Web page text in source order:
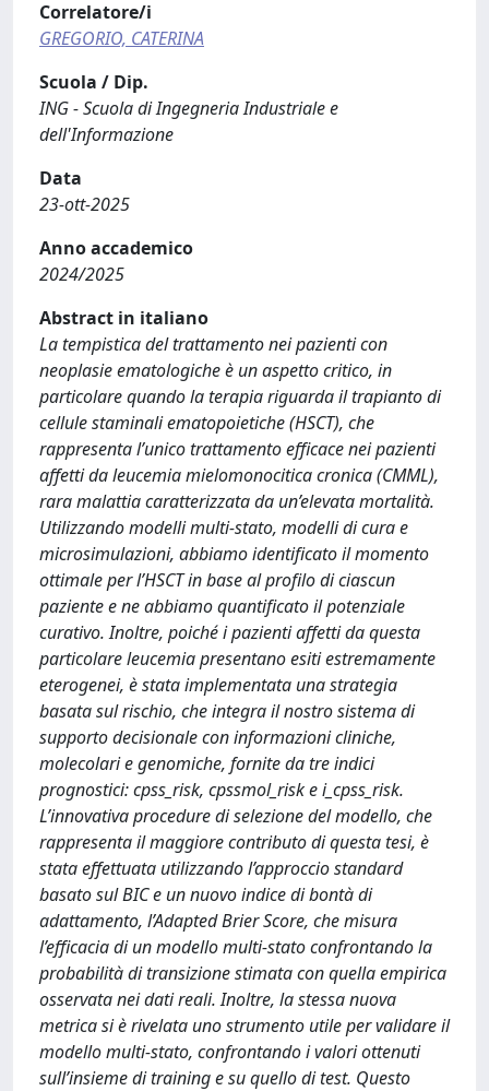
Correlatore/i
GREGORIO, CATERINA
Scuola / Dip.
ING - Scuola di Ingegneria Industriale e
dell'Informazione
Data
23-ott-2025
Anno accademico
2024/2025
Abstract in italiano
La tempistica del trattamento nei pazienti con
neoplasie ematologiche è un aspetto critico, in
particolare quando la terapia riguarda il trapianto di
cellule staminali ematopoietiche (HSCT), che
rappresenta l’unico trattamento efficace nei pazienti
affetti da leucemia mielomonocitica cronica (CMML),
rara malattia caratterizzata da un’elevata mortalità.
Utilizzando modelli multi-stato, modelli di cura e
microsimulazioni, abbiamo identificato il momento
ottimale per l’HSCT in base al profilo di ciascun
paziente e ne abbiamo quantificato il potenziale
curativo. Inoltre, poiché i pazienti affetti da questa
particolare leucemia presentano esiti estremamente
eterogenei, è stata implementata una strategia
basata sul rischio, che integra il nostro sistema di
supporto decisionale con informazioni cliniche,
molecolari e genomiche, fornite da tre indici
prognostici: cpss_risk, cpssmol_risk e i_cpss_risk.
L’innovativa procedure di selezione del modello, che
rappresenta il maggiore contributo di questa tesi, è
stata effettuata utilizzando l’approccio standard
basato sul BIC e un nuovo indice di bontà di
adattamento, l’Adapted Brier Score, che misura
l’efficacia di un modello multi-stato confrontando la
probabilità di transizione stimata con quella empirica
osservata nei dati reali. Inoltre, la stessa nuova
metrica si è rivelata uno strumento utile per validare il
modello multi-stato, confrontando i valori ottenuti
sull’insieme di training e su quello di test. Questo